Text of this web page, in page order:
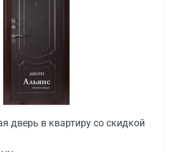
дверь в квартиру со скидкой